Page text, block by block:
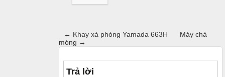
← Khay xà phòng Yamada 663H
Máy chà
móng →
Trả lời